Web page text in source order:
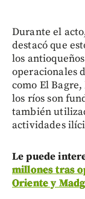
Durante el
destacó que
los
operacionales
como El
los ríos son
también
actividades
Le puede
millones tras
Oriente y